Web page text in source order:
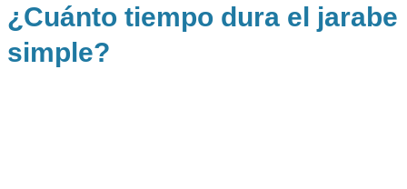
¿Cuánto tiempo dura el jarabe
simple?